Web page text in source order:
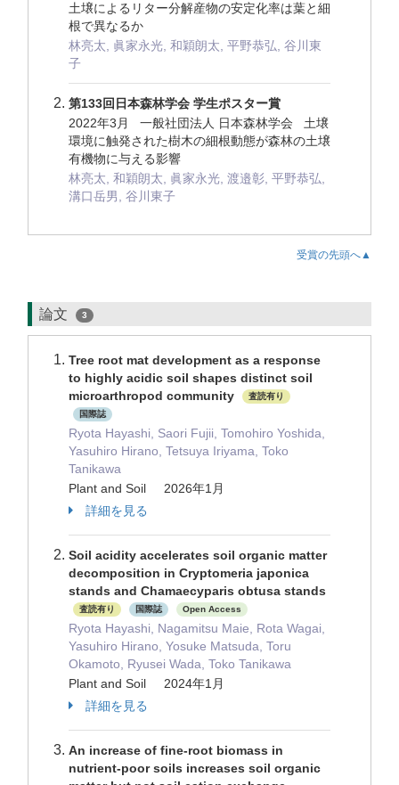
土壌によるリター分解産物の安定化率は葉と細
根で異なるか
林亮太, 眞家永光, 和穎朗太, 平野恭弘, 谷川東
子
第133回日本森林学会 学生ポスター賞
2022年3月 一般社団法人 日本森林学会 土壌
環境に触発された樹木の細根動態が森林の土壌
有機物に与える影響
林亮太, 和穎朗太, 眞家永光, 渡邉彰, 平野恭弘,
溝口岳男, 谷川東子
受賞の先頭へ▲
論文 3
Tree root mat development as a response
to highly acidic soil shapes distinct soil
microarthropod community
査読有り
国際誌
Ryota Hayashi, Saori Fujii, Tomohiro Yoshida,
Yasuhiro Hirano, Tetsuya Iriyama, Toko
Tanikawa
Plant and Soil 2026年1月
詳細を見る
Soil acidity accelerates soil organic matter
decomposition in Cryptomeria japonica
stands and Chamaecyparis obtusa stands
査読有り 国際誌 Open Access
Ryota Hayashi, Nagamitsu Maie, Rota Wagai,
Yasuhiro Hirano, Yosuke Matsuda, Toru
Okamoto, Ryusei Wada, Toko Tanikawa
Plant and Soil 2024年1月
詳細を見る
An increase of fine-root biomass in
nutrient-poor soils increases soil organic